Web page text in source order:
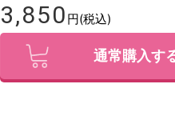
3,850 円(税込)
通常購入す